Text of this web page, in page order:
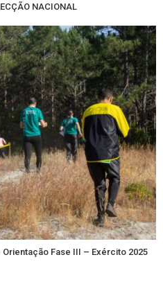
NACIONAL
Fase III – Exército 2025